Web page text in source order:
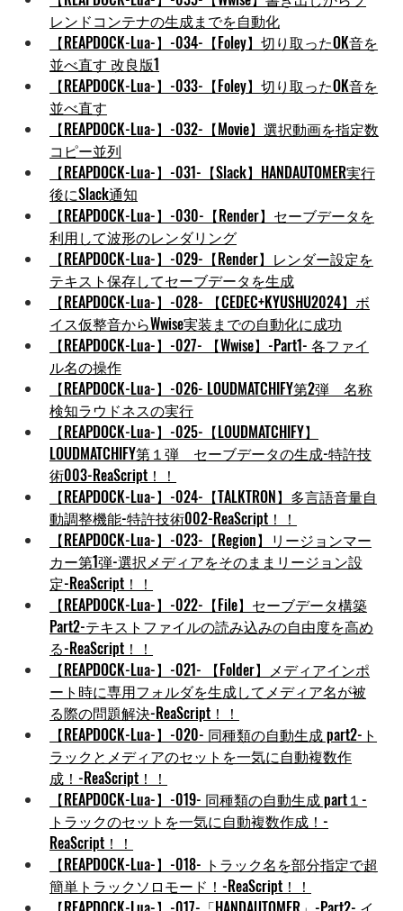
レンドコンテナの生成までを自動化
【REAPDOCK-Lua-】-034-【Foley】切り取ったOK音を
並べ直す 改良版1
【REAPDOCK-Lua-】-033-【Foley】切り取ったOK音を
並べ直す
【REAPDOCK-Lua-】-032-【Movie】選択動画を指定数
コピー並列
【REAPDOCK-Lua-】-031-【Slack】HANDAUTOMER実行
後にSlack通知
【REAPDOCK-Lua-】-030-【Render】セーブデータを
利用して波形のレンダリング
【REAPDOCK-Lua-】-029-【Render】レンダー設定を
テキスト保存してセーブデータを生成
【REAPDOCK-Lua-】-028- 【CEDEC+KYUSHU2024】ボ
イス仮整音からWwise実装までの自動化に成功
【REAPDOCK-Lua-】-027- 【Wwise】-Part1- 各ファイ
ル名の操作
【REAPDOCK-Lua-】-026- LOUDMATCHIFY第2弾　名称
検知ラウドネスの実行
【REAPDOCK-Lua-】-025-【LOUDMATCHIFY】
LOUDMATCHIFY第１弾　セーブデータの生成-特許技
術003-ReaScript！！
【REAPDOCK-Lua-】-024-【TALKTRON】多言語音量自
動調整機能-特許技術002-ReaScript！！
【REAPDOCK-Lua-】-023-【Region】リージョンマー
カー第1弾-選択メディアをそのままリージョン設
定-ReaScript！！
【REAPDOCK-Lua-】-022-【File】セーブデータ構築
Part2-テキストファイルの読み込みの自由度を高め
る-ReaScript！！
【REAPDOCK-Lua-】-021- 【Folder】メディアインポ
ート時に専用フォルダを生成してメディア名が被
る際の問題解決-ReaScript！！
【REAPDOCK-Lua-】-020- 同種類の自動生成 part2-ト
ラックとメディアのセットを一気に自動複数作
成！-ReaScript！！
【REAPDOCK-Lua-】-019- 同種類の自動生成 part１-
トラックのセットを一気に自動複数作成！-
ReaScript！！
【REAPDOCK-Lua-】-018- トラック名を部分指定で超
簡単トラックソロモード！-ReaScript！！